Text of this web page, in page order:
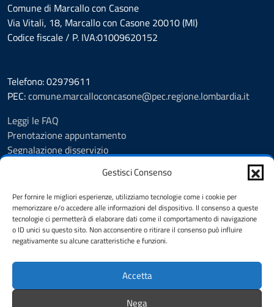
Gestisci Consenso
Per fornire le migliori esperienze, utilizziamo tecnologie come i cookie per
memorizzare e/o accedere alle informazioni del dispositivo. Il consenso a queste
tecnologie ci permetterà di elaborare dati come il comportamento di navigazione
o ID unici su questo sito. Non acconsentire o ritirare il consenso può influire
negativamente su alcune caratteristiche e funzioni.
Accetta
Nega
Comune di Marcallo con Casone
Via Vitali, 18, Marcallo con Casone 20010 (MI)
Codice fiscale / P. IVA:01009620152
Telefono: 02979611
PEC:comune.marcalloconcasone@pec.regione.lombardia.it
Leggi le FAQ
Prenotazione appuntamento
Segnalazione disservizio
Informativa privacy
Note legali
Dichiarazione di accessibilità
Feedback
SEGUICI SU